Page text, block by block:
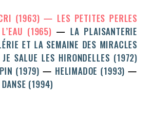
(1963)
LES PETITES PERLES
(1965)
LA PLAISANTERIE
ET LA SEMAINE DES MIRACLES
SALUE LES HIRONDELLES (1972)
(1979)
HELIMADOE (1993)
(1994)